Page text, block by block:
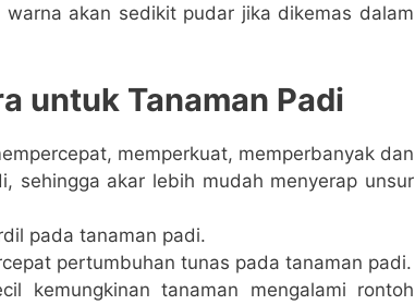
akan sedikit pudar jika dikemas dalam
untuk Tanaman Padi
memperkuat, memperbanyak dan
sehingga akar lebih mudah menyerap unsur
pada tanaman padi.
pertumbuhan tunas pada tanaman padi.
kemungkinan tanaman mengalami rontoh